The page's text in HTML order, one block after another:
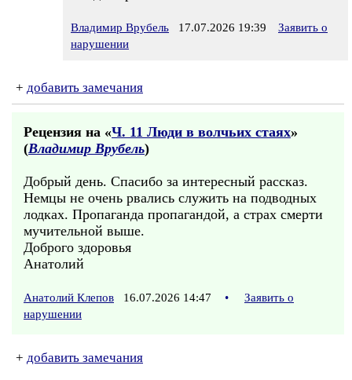
Владимир Врубель 17.07.2026 19:39
Заявить о
нарушении
+ добавить замечания
Рецензия на «Ч. 11 Люди в волчьих стаях»
(Владимир Врубель)
Добрый день. Спасибо за интересный рассказ.
Немцы не очень рвались служить на подводных
лодках. Пропаганда пропагандой, а страх смерти
мучительной выше.
Доброго здоровья
Анатолий
Анатолий Клепов 16.07.2026 14:47 •
Заявить о
нарушении
+ добавить замечания